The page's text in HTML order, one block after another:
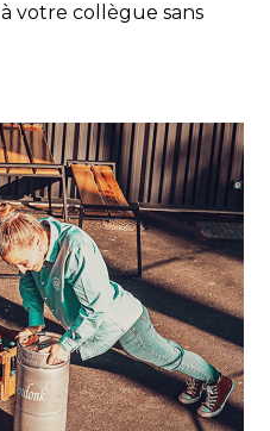
à votre collègue sans